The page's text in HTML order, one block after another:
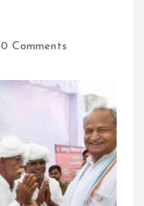
0 Comments